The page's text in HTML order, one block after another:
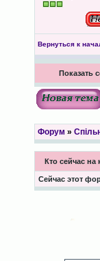
Вернуться к
Показать
Форум »
Кто сейчас
Сейчас этот